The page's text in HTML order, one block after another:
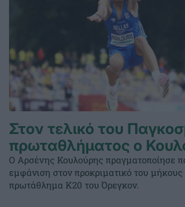
Στον τελικό του
πρωταθλήματος ο
Ο Αρσένης Κουλούρης πραγματοποίησε
εμφάνιση στον προκριματικό του
πρωτάθλημα Κ20 του Όρεγκον.